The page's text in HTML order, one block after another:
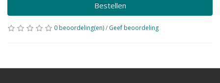
Bestellen
0 beoordeling(en)/ Geef beoordeling